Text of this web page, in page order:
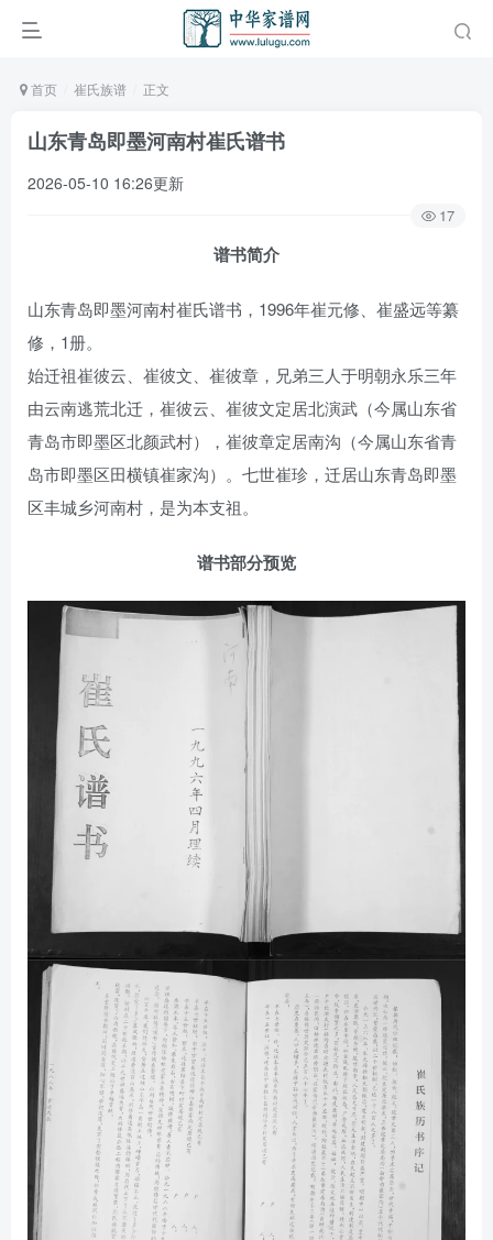
首页 崔氏族谱 正文
山东青岛即墨河南村崔氏谱书
2026-05-10 16:26更新
17
谱书简介
山东青岛即墨河南村崔氏谱书，1996年崔元修、崔盛远等纂
修，1册。
始迁祖崔彼云、崔彼文、崔彼章，兄弟三人于明朝永乐三年
由云南逃荒北迁，崔彼云、崔彼文定居北演武（今属山东省
青岛市即墨区北颜武村），崔彼章定居南沟（今属山东省青
岛市即墨区田横镇崔家沟）。七世崔珍，迁居山东青岛即墨
区丰城乡河南村，是为本支祖。
谱书部分预览